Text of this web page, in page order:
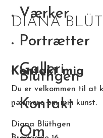
DIANA
Værker
Portrætter
Galleri
Blüthgen
Kontakt
Om
Kontakt mig
Du er velkommen til at
nærmere om min kunst.
Diana Blüthgen